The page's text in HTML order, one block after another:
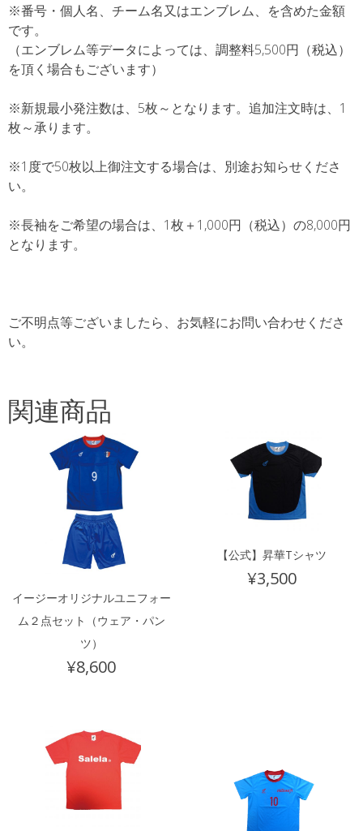
※番号・個人名、チーム名又はエンブレム、を含めた金額
です。
（エンブレム等データによっては、調整料5,500円（税込）
を頂く場合もございます）
※新規最小発注数は、5枚～となります。追加注文時は、1
枚～承ります。
※1度で50枚以上御注文する場合は、別途お知らせくださ
い。
※長袖をご希望の場合は、1枚＋1,000円（税込）の8,000円
となります。
ご不明点等ございましたら、お気軽にお問い合わせくださ
い。
関連商品
イージーオリジナルユニフォー
ム２点セット（ウェア・パン
ツ）
¥8,600
【公式】昇華Tシャツ
¥3,500